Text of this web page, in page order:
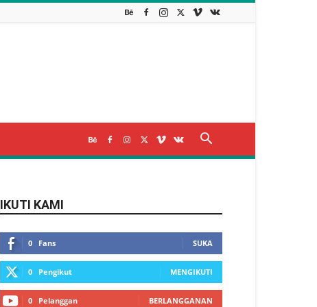
IKUTI KAMI
0 Fans SUKA
0 Pengikut MENGIKUTI
0 Pelanggan BERLANGGANAN